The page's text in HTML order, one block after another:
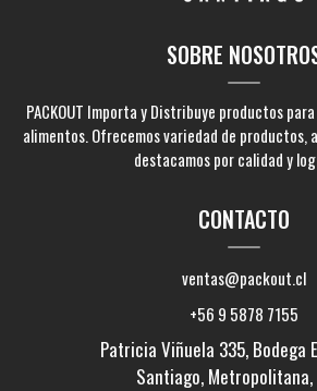
SOBRE
PACKOUT Importa y Distribuye productos para
alimentos. Ofrecemos variedad de
destacamos por calidad y
CONTACTO
ventas@packout.cl
+56 9 5878 7155
Patricia Viñuela 335, Bodega
Santiago, Metropolitana,